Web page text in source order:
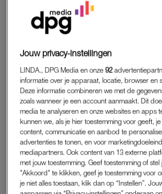
wordt beschouwd: een koetsritje
New York. Maar deze week liep
jarige Indiase man toen het paard
hol sloeg.
Het ongeval gebeurde toen de
in zijn koets wilde maken, meldt de
FATALE RIT
Iedereen die ooitin New York is
gezien die zich daar afspeelt, weet
Central Park dé toeristische attractie
een imposant paard en een mooie,
Jouw privacy-instellingen
LINDA., DPG Media en onze92
informatie over je apparaat, locatie, browser en
Deze informatie combineren we met de
zoals wanneer je een account aanmaakt. Dit
media te analyseren en onze websites en apps
kunnen we, als je hier toestemming voor geeft,
content, communicatie en aanbod te
advertenties te tonen, en voor
mediapartners. Ook content van 13 externe
met jouw toestemming. Geef toestemming of
"Akkoord" te klikken, geef je toestemming voor
je niet alles toestaan, klik dan op “Instellen”.